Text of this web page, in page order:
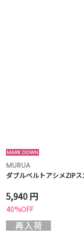
MURUA
ダブルベルトアシメZIPス
5,940 円
40%OFF